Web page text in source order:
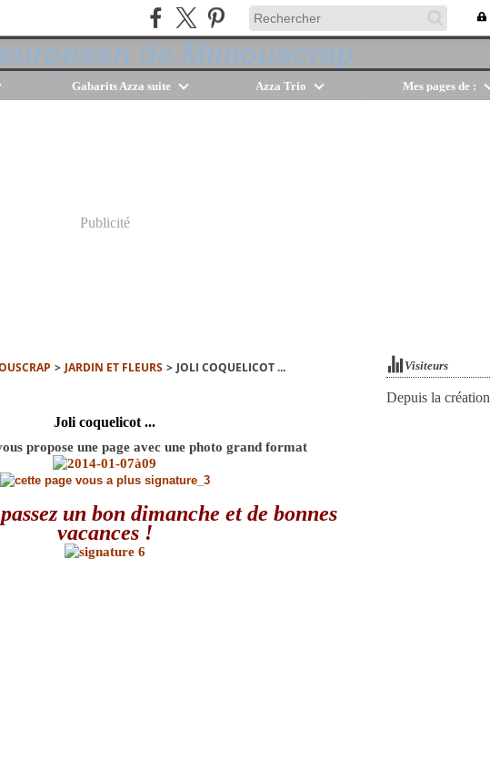
Gabarits Azza suite Azza Trio Mes pages de :
Publicité
> JARDIN ET FLEURS > JOLI COQUELICOT ...
Joli coquelicot ...
propose une page avec une photo grand format
un bon dimanche et de bonnes
vacances !
Visiteurs
Depuis la création